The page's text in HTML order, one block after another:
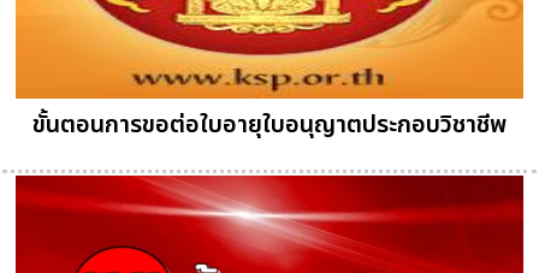
ขั้นตอนการขอต่อใบอายุใบอนุญาตประกอบวิชาชีพ